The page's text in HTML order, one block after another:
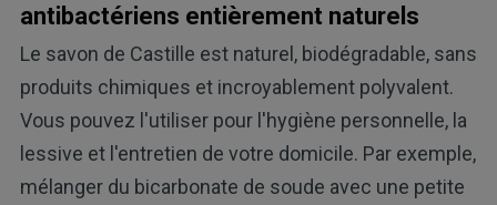
antibactériens entièrement naturels
Le savon de Castille est naturel, biodégradable, sans
produits chimiques et incroyablement polyvalent.
Vous pouvez l'utiliser pour l'hygiène personnelle, la
lessive et l'entretien de votre domicile. Par exemple,
mélanger du bicarbonate de soude avec une petite